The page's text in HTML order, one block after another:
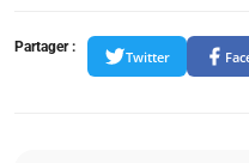
Partager :
Twitter